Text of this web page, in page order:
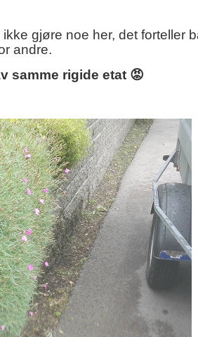
gjøre noe her, det forteller
andre.
samme rigide etat 😡